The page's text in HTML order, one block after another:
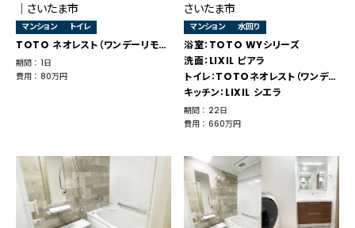
｜さいたま市
マンション トイレ
TOTO ネオレスト（ワンデーリモデル）
期間 ： 1日
費用 ： 80万円
さいたま市
マンション 水回り
浴室：TOTO WYシリーズ
洗面：LIXIL ピアラ
トイレ：TOTOネオレスト（ワンデーリモデル）
キッチン：LIXIL シエラ
期間 ： 22日
費用 ： 660万円